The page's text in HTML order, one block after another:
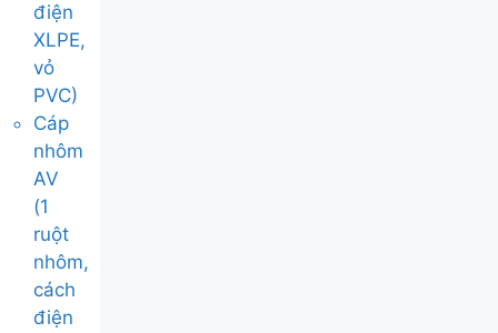
điện
XLPE,
vỏ
PVC)
Cáp
nhôm
AV
(1
ruột
nhôm,
cách
điện